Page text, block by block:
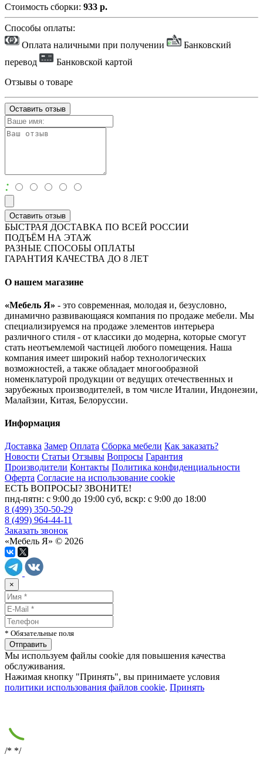
Стоимость сборки: 933 р.
Способы оплаты:
Оплата наличными при получении
Банковский
перевод
Банковской картой
Отзывы о товаре
Оставить отзыв
:
Оставить отзыв
БЫСТРАЯ ДОСТАВКА ПО ВСЕЙ РОССИИ
ПОДЪЁМ НА ЭТАЖ
РАЗНЫЕ СПОСОБЫ ОПЛАТЫ
ГАРАНТИЯ КАЧЕСТВА ДО 8 ЛЕТ
О нашем магазине
«Мебель Я» - это современная, молодая и, безусловно,
динамично развивающаяся компания по продаже мебели. Мы
специализируемся на продаже элементов интерьера
различного стиля - от классики до модерна, которые смогут
стать неотъемлемой частицей любого помещения. Наша
компания имеет широкий набор технологических
возможностей, а также обладает многообразной
номенклатурой продукции от ведущих отечественных и
зарубежных производителей, в том числе Италии, Индонезии,
Малайзии, Китая, Белоруссии.
Информация
Доставка Замер Оплата Сборка мебели Как заказать?
Новости Статьи Отзывы Вопросы Гарантия
Производители Контакты Политика конфиденциальности
Оферта Согласие на использование cookie
ЕСТЬ ВОПРОСЫ? ЗВОНИТЕ!
пнд-пятн: с 9:00 до 19:00 суб, вскр: с 9:00 до 18:00
8 (499) 350-50-29
8 (499) 964-44-11
Заказать звонок
«Мебель Я» © 2026
×
* Обязательные поля
Мы используем файлы cookie для повышения качества
обслуживания.
Нажимая кнопку "Принять", вы принимаете условия
политики использования файлов cookie. Принять
/* */